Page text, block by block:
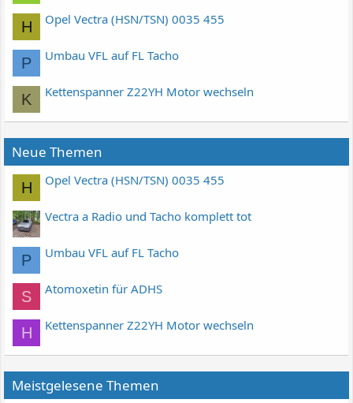
H Opel Vectra (HSN/TSN) 0035 455
P Umbau VFL auf FL Tacho
K Kettenspanner Z22YH Motor wechseln
Neue Themen
H Opel Vectra (HSN/TSN) 0035 455
Vectra a Radio und Tacho komplett tot
P Umbau VFL auf FL Tacho
S Atomoxetin für ADHS
H Kettenspanner Z22YH Motor wechseln
Meistgelesene Themen